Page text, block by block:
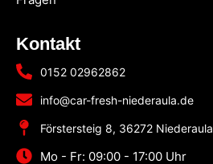
Kontakt
0152 02962862
info@car-fresh-niederaula.de
Förstersteig 8, 36272 Niederaula
Mo - Fr: 09:00 - 17:00 Uhr